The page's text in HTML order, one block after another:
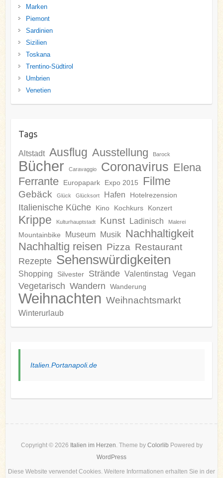
Marken
Piemont
Sardinien
Sizilien
Toskana
Trentino-Südtirol
Umbrien
Venetien
Tags
Altstadt Ausflug Ausstellung Barock
Bücher Caravaggio Coronavirus Elena
Ferrante
Europapark Expo 2015 Filme
Gebäck Glück Glücksort Hafen Hotelrezension
Italienische Küche Kino Kochkurs Konzert
Krippe Kulturhauptstadt Kunst Ladinisch Malerei
Mountainbike Museum Musik Nachhaltigkeit
Nachhaltig reisen Pizza Restaurant
Rezepte Sehenswürdigkeiten
Shopping Silvester Strände Valentinstag Vegan
Vegetarisch Wandern Wanderung
Weihnachten Weihnachtsmarkt
Winterurlaub
Italien.Portanapoli.de
Copyright © 2026 Italien im Herzen . Theme by Colorlib Powered by
WordPress
Diese Website verwendet Cookies. Weitere Informationen erhalten Sie in der